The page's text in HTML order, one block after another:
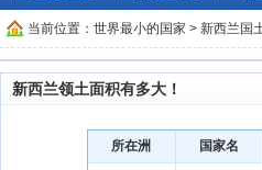
当前位置： 世界最小的国家 > 新西兰国
新西兰领土面积有多大！
所在洲 国家名